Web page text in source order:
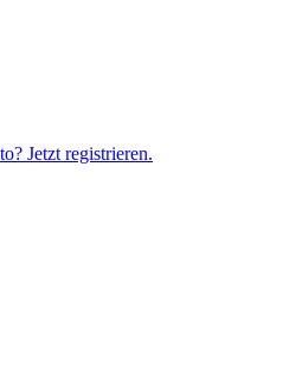
Jetzt registrieren.